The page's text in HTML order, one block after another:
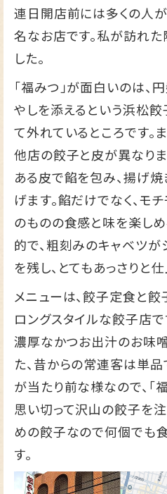
連日開店前には多くの人
名なお店です。私が訪れ
した。
「福みつ」が面白いのは、
やしを添えるという浜松餃
て外れているところです。
他店の餃子と皮が異なり
ある皮で餡を包み、揚げ
げます。餡だけでなく、モ
のものの食感と味を楽し
的で、粗刻みのキャベツ
を残し、とてもあっさりと
メニューは、餃子定食と
ロングスタイルな餃子店で
濃厚なかつお出汁のお味
た、昔からの常連客は単
が当たり前な様なので、「
思い切って沢山の餃子を
めの餃子なので何個でも
す。